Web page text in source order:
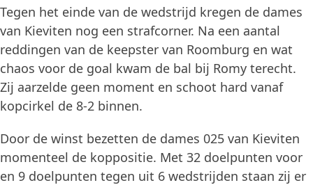
Tegen het einde van de wedstrijd kregen de dames
van Kieviten nog een strafcorner. Na een aantal
reddingen van de keepster van Roomburg en wat
chaos voor de goal kwam de bal bij Romy terecht.
Zij aarzelde geen moment en schoot hard vanaf
kopcirkel de 8-2 binnen.
Door de winst bezetten de dames 025 van Kieviten
momenteel de koppositie. Met 32 doelpunten voor
en 9 doelpunten tegen uit 6 wedstrijden staan zij er